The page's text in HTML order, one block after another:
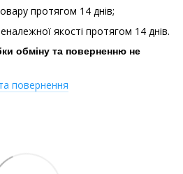
протягом 14 днів;
якості протягом 14 днів.
обміну та поверненню не
повернення